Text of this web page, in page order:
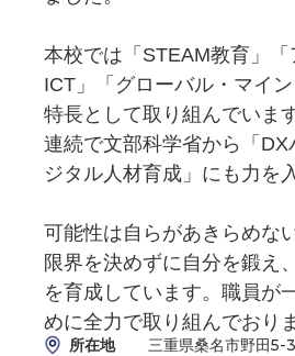
本校では「STEAM教育」
ICT」「グローバル・マイ
特長として取り組んでいま
連続で文部科学省から「
ジタル人材育成」にも力を
可能性は自らがあきらめな
限界を決めずに自分を鍛え
を育成しています。職員が
めに全力で取り組んでおり
所在地
三重県桑名市野田5-